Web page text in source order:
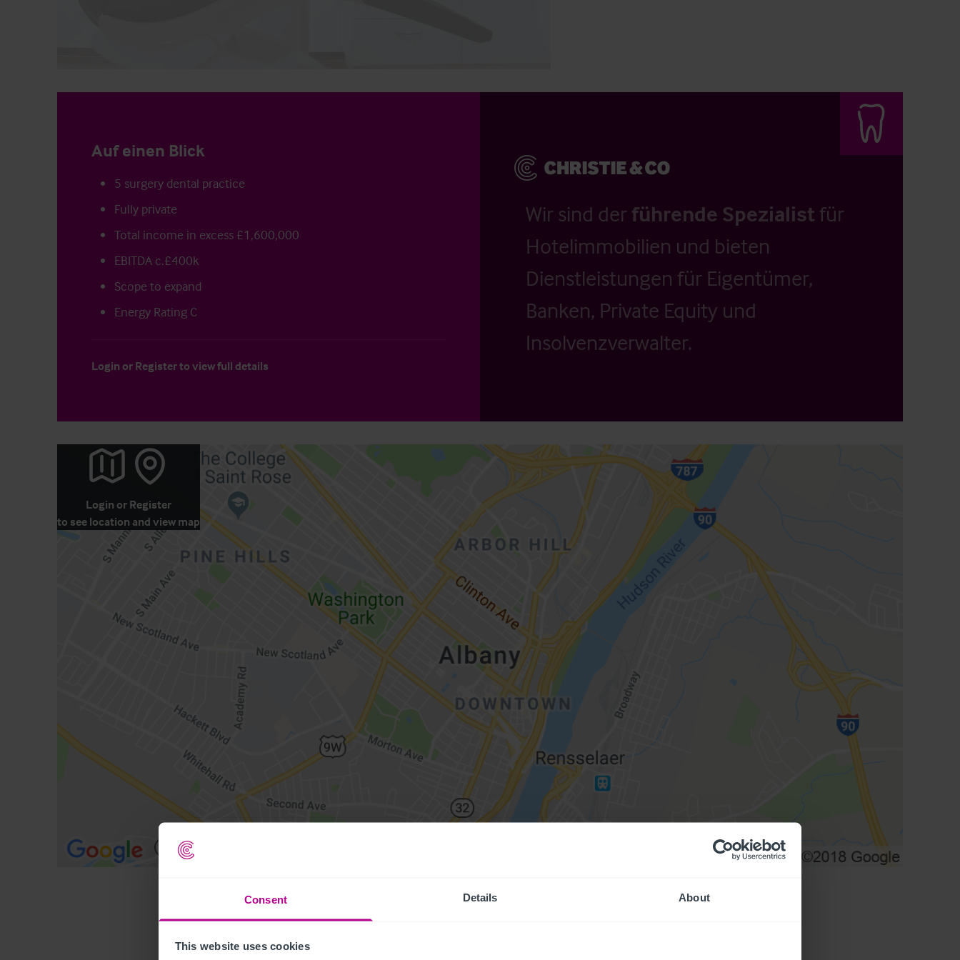
Consent Details About
This website uses cookies
Auf einen Blick
5 surgery dental practice
Fully private
Total income in excess £1,600,000
EBITDA c.£400k
Scope to expand
Energy Rating C
Login or Registerto view full details
Wir sind der führende Spezialistfür
Hotelimmobilien und bieten
Dienstleistungen für Eigentümer,
Banken, Private Equity und
Insolvenzverwalter.
Login or Register
to see location and view map